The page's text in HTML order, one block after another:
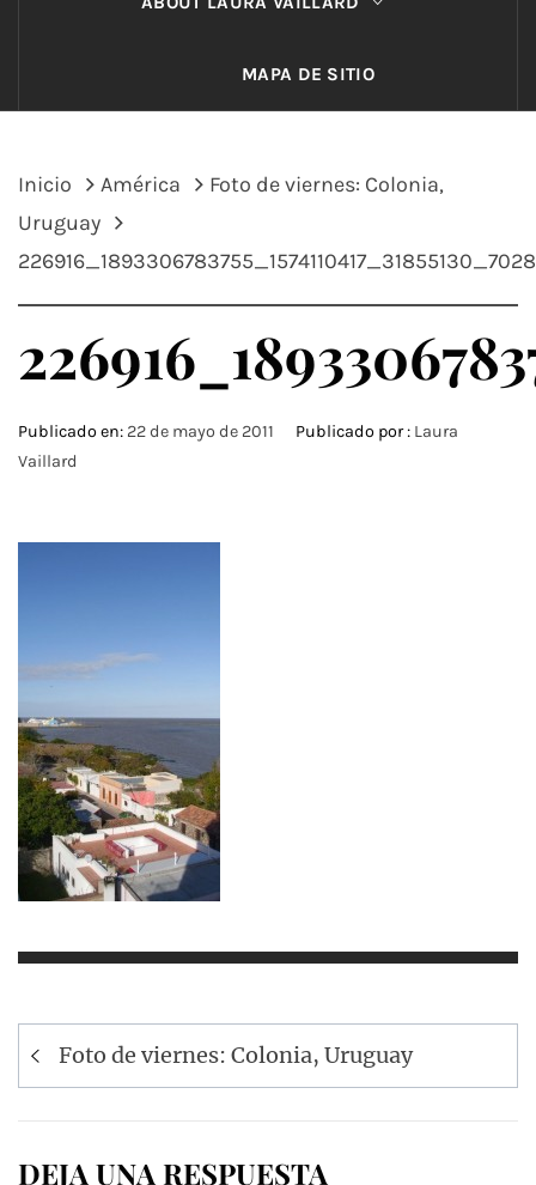
MAPA DE SITIO
Inicio América
Foto de viernes: Colonia,
Uruguay
Publicado en: 22 de mayo de 2011 Publicado por : Laura
Vaillard
Navegación
de
Foto de viernes: Colonia, Uruguay
DEJA UNA RESPUESTA